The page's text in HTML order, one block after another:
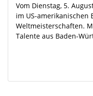
Vom Dienstag, 5.
im US-amerikanischen
Weltmeisterschaften.
Talente aus Baden-